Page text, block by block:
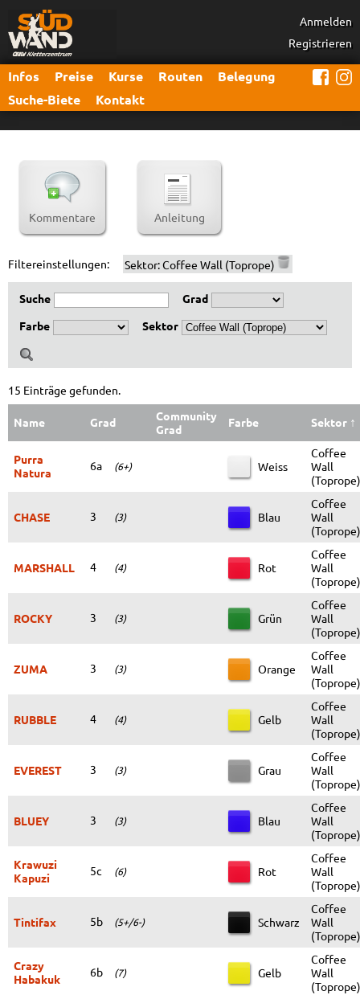
Anmelden
Registrieren
Infos Preise Kurse Routen
Belegung
Suche-Biete
Kontakt
Kommentare Anleitung
Filtereinstellungen: Sektor:Coffee Wall (Toprope)
Suche
Grad
Farbe
Sektor
15 Einträge gefunden.
Name Grad
Community
Grad
Farbe Sektor ↑
Purra
Natura
6a (6+) Weiss
Coffee
Wall
(Toprope)
CHASE 3 (3) Blau
Coffee
Wall
(Toprope)
MARSHALL 4 (4) Rot
Coffee
Wall
(Toprope)
ROCKY 3 (3) Grün
Coffee
Wall
(Toprope)
ZUMA 3 (3) Orange
Coffee
Wall
(Toprope)
RUBBLE 4 (4) Gelb
Coffee
Wall
(Toprope)
EVEREST 3 (3) Grau
Coffee
Wall
(Toprope)
BLUEY 3 (3) Blau
Coffee
Wall
(Toprope)
Krawuzi
Kapuzi
5c (6) Rot
Coffee
Wall
(Toprope)
Tintifax 5b (5+/6-) Schwarz
Coffee
Wall
(Toprope)
Crazy
Habakuk
6b (7) Gelb
Coffee
Wall
(Toprope)